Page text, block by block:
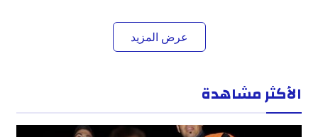
عرض المزيد
الأكثر مشاهدة